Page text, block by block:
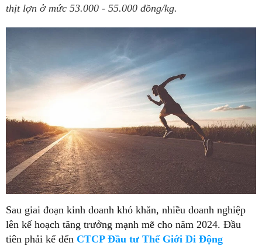
thịt lợn ở mức 53.000 - 55.000 đồng/kg.
Sau giai đoạn kinh doanh khó khăn, nhiều doanh nghiệp
lên kế hoạch tăng trưởng mạnh mẽ cho năm 2024. Đầu
tiên phải kể đến CTCP Đầu tư Thế Giới Di Động